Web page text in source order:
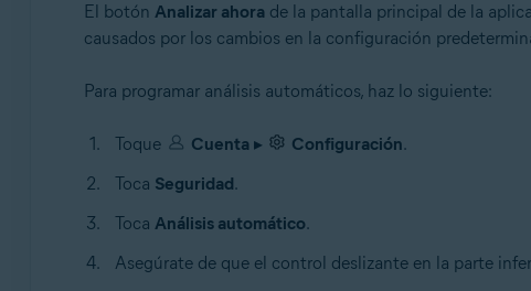
El botón Analizar ahorade la pantalla principal de la
causados por los cambios en la configuración
Para programar análisis automáticos, haz lo siguiente:
Toque Cuenta▸ Configuración.
Toca Seguridad.
Toca Análisis automático.
Asegúrate de que el control deslizante en la parte